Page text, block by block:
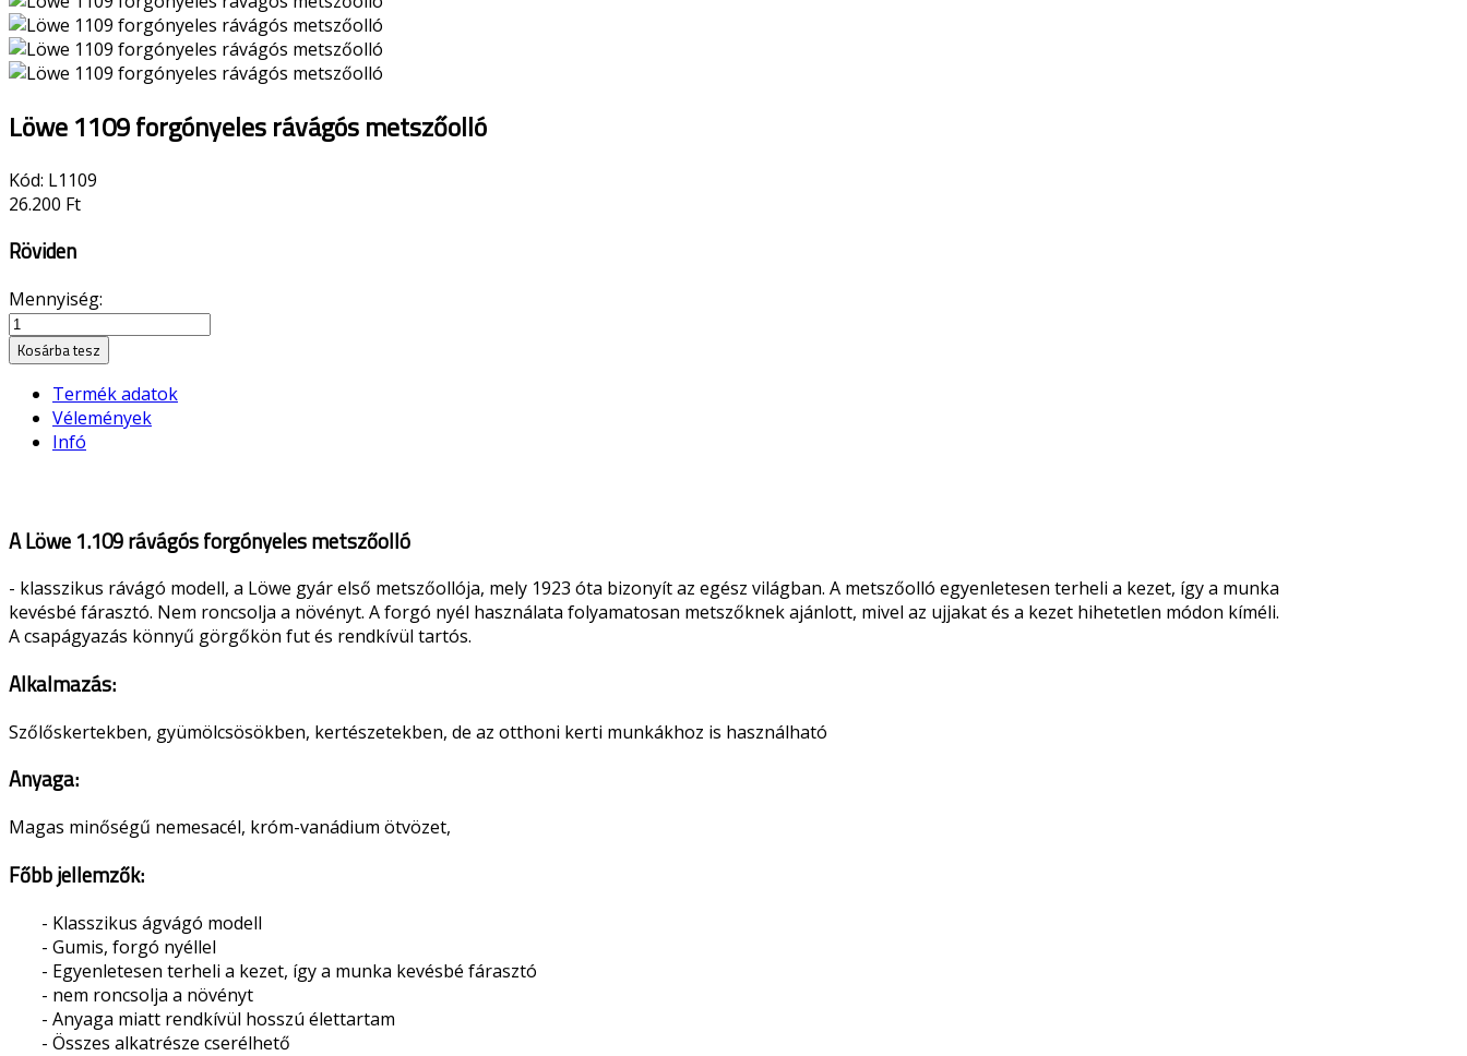
Löwe 1109 forgónyeles rávágós metszőolló
Kód: L1109
26.200 Ft
Röviden
Mennyiség:
Kosárba tesz
Termék adatok
Vélemények
Infó
A Löwe 1.109 rávágós forgónyeles metszőolló
- klasszikus rávágó modell, a Löwe gyár első metszőollója, mely 1923 óta bizonyít az egész világban. A metszőolló egyenletesen terheli a kezet, így a munka
kevésbé fárasztó. Nem roncsolja a növényt. A forgó nyél használata folyamatosan metszőknek ajánlott, mivel az ujjakat és a kezet hihetetlen módon kíméli.
A csapágyazás könnyű görgőkön fut és rendkívül tartós.
Alkalmazás:
Szőlőskertekben, gyümölcsösökben, kertészetekben, de az otthoni kerti munkákhoz is használható
Anyaga:
Magas minőségű nemesacél, króm-vanádium ötvözet,
Főbb jellemzők:
- Klasszikus ágvágó modell
- Gumis, forgó nyéllel
- Egyenletesen terheli a kezet, így a munka kevésbé fárasztó
- nem roncsolja a növényt
- Anyaga miatt rendkívül hosszú élettartam
- Összes alkatrésze cserélhető